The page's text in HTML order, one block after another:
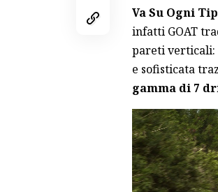
Va Su Ogni
infatti GOAT
pareti verticali:
e sofisticata
gamma di 7